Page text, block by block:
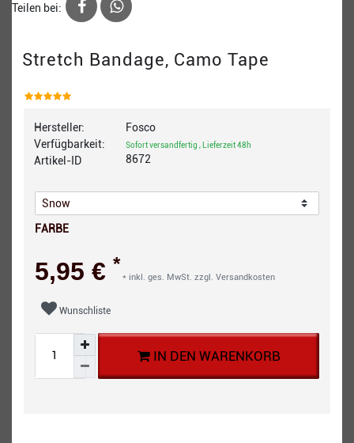
Teilen bei:
Stretch Bandage, Camo Tape
Hersteller:
Verfügbarkeit:
Artikel-ID
Fosco
Sofort versandfertig , Lieferzeit 48h
8672
FARBE
5,95 € *
* inkl. ges. MwSt. zzgl. Versandkosten
Wunschliste
IN DEN WARENKORB